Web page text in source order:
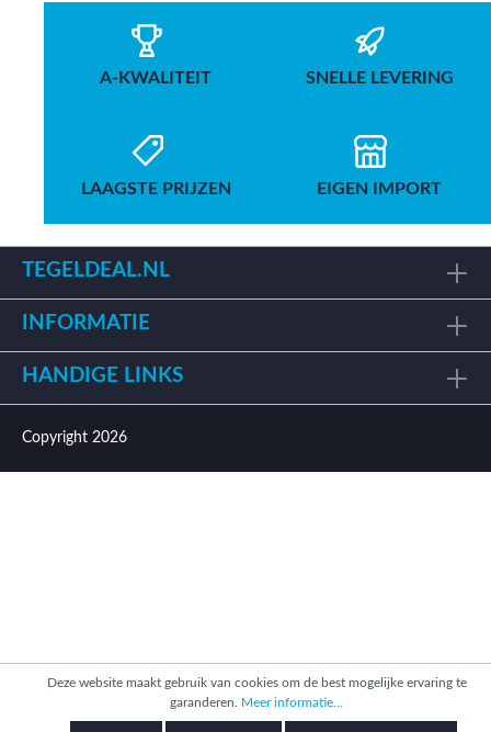
A-KWALITEIT SNELLE LEVERING
LAAGSTE PRIJZEN EIGEN IMPORT
TEGELDEAL.NL
INFORMATIE
HANDIGE LINKS
Copyright 2026
Deze website maakt gebruik van cookies om de best mogelijke ervaring te
garanderen. Meer informatie...